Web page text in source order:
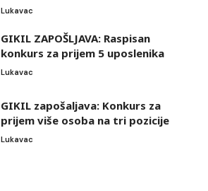
Lukavac
GIKIL ZAPOŠLJAVA: Raspisan
konkurs za prijem 5 uposlenika
Lukavac
GIKIL zapošaljava: Konkurs za
prijem više osoba na tri pozicije
Lukavac